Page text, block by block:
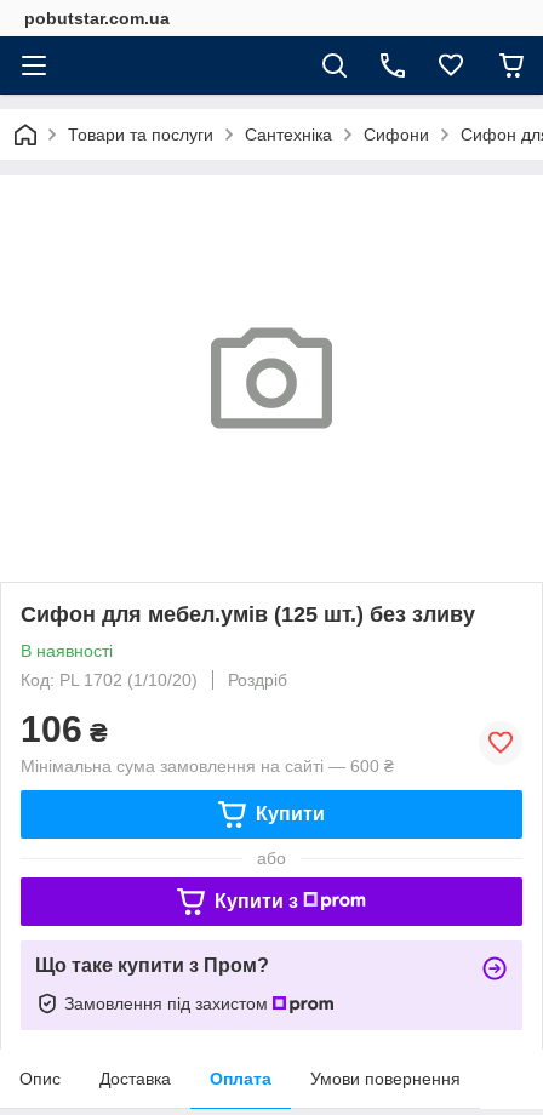
pobutstar.com.ua
Товари та послуги Сантехніка Сифони Сифон
Сифон для мебел.умів (125 шт.) без зливу
В наявності
Код: PL 1702 (1/10/20)
Роздріб
106 ₴
Мінімальна сума замовлення на сайті — 600 ₴
Купити
або
Купити з
Що таке купити з Пром?
Замовлення під захистом
Опис Доставка Оплата Умови повернення